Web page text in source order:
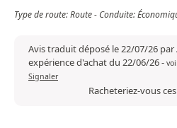
Type de route: Route - Conduite:
Avis traduit déposé le 22/07/26
expérience d'achat du 22/06/26-
Signaler
Racheteriez-vous